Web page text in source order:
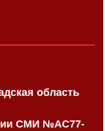
область
СМИ №AC77-